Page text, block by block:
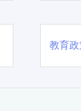
教育